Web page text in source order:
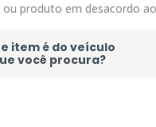
produto em desacordo
item é do veículo
você procura?